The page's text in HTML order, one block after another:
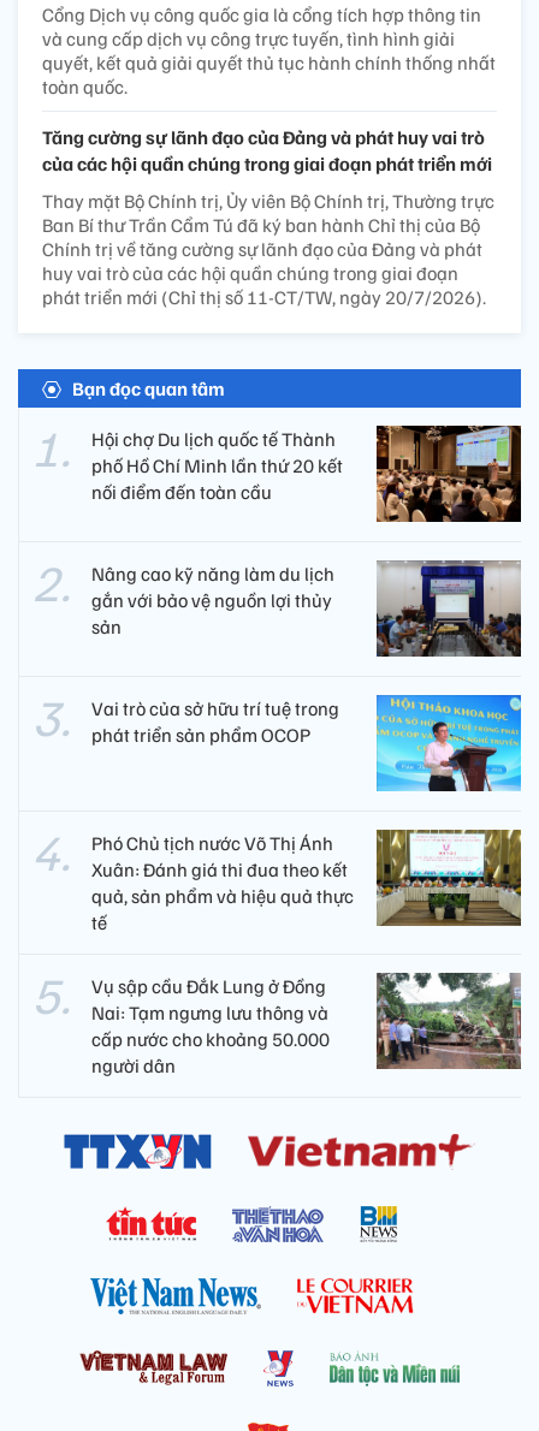
Cổng Dịch vụ công quốc gia là cổng tích hợp thông tin
và cung cấp dịch vụ công trực tuyến, tình hình giải
quyết, kết quả giải quyết thủ tục hành chính thống nhất
toàn quốc.
Tăng cường sự lãnh đạo của Đảng và phát huy vai trò
của các hội quần chúng trong giai đoạn phát triển mới
Thay mặt Bộ Chính trị, Ủy viên Bộ Chính trị, Thường trực
Ban Bí thư Trần Cẩm Tú đã ký ban hành Chỉ thị của Bộ
Chính trị về tăng cường sự lãnh đạo của Đảng và phát
huy vai trò của các hội quần chúng trong giai đoạn
phát triển mới (Chỉ thị số 11-CT/TW, ngày 20/7/2026).
Bạn đọc quan tâm
Hội chợ Du lịch quốc tế Thành
phố Hồ Chí Minh lần thứ 20 kết
nối điểm đến toàn cầu
Nâng cao kỹ năng làm du lịch
gắn với bảo vệ nguồn lợi thủy
sản
Vai trò của sở hữu trí tuệ trong
phát triển sản phẩm OCOP
Phó Chủ tịch nước Võ Thị Ánh
Xuân: Đánh giá thi đua theo kết
quả, sản phẩm và hiệu quả thực
tế
Vụ sập cầu Đắk Lung ở Đồng
Nai: Tạm ngưng lưu thông và
cấp nước cho khoảng 50.000
người dân